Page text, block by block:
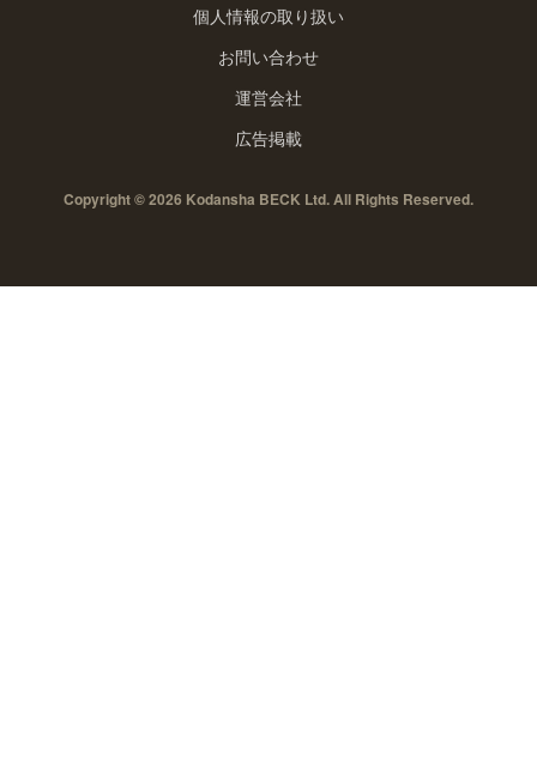
個人情報の取り扱い
お問い合わせ
運営会社
広告掲載
Copyright © 2026 Kodansha BECK Ltd. All Rights Reserved.